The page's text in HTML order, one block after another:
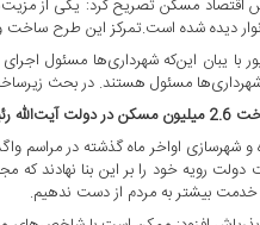
اقتصاد مسکن تصریح کرد:‌ یکی از
دیده شده است.تمرکز این طرح ساخت
با یبان این‌که شهرداری‌ها مسئول
مسئول هستند. در بحث
رئیسی
رویه خود را بر این بنا نهادند که
خدمت بیشتر به مردم از دست ندهیم.